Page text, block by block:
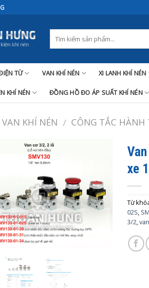
TỪ VAN KHÍ NÉN XI LANH KHÍ NÉN
KHÍ NÉN ĐỒNG HỒ ĐO ÁP SUẤT KHÍ NÉN
VAN KHÍ NÉN / CÔNG TẮC HÀNH
xe
Từ
02S,
3/2,